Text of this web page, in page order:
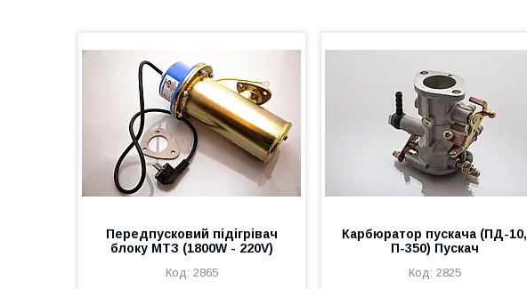
Передпусковий підігрівач
блоку МТЗ (1800W - 220V)
2865
Карбюратор пускача (ПД-10,
П-350) Пускач
2825